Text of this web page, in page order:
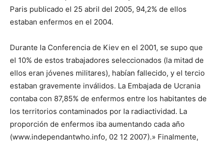
Paris publicado el 25 abril del 2005, 94,2% de ellos
estaban enfermos en el 2004.
Durante la Conferencia de Kiev en el 2001, se supo que
el 10% de estos trabajadores seleccionados (la mitad de
ellos eran jóvenes militares), habían fallecido, y el tercio
estaban gravemente inválidos. La Embajada de Ucrania
contaba con 87,85% de enfermos entre los habitantes de
los territorios contaminados por la radiactividad. La
proporción de enfermos iba aumentando cada año
(www.independantwho.info, 02 12 2007).» Finalmente,